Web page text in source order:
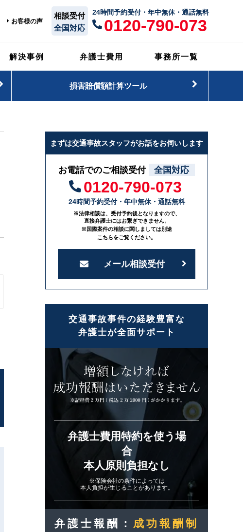
お客様の声
相談受付
全国対応
24時間予約受付・年中無休・通話無料
0120-790-073
解決事例 弁護士費用 事務所一覧
損害賠償額計算ツール
まずは交通事故スタッフがお話をお伺いします
お電話でのご相談受付 全国対応
0120-790-073
24時間予約受付・年中無休・通話無料
※法律相談は、受付予約後となりますので、
直接弁護士にはお繋ぎできません。
※国際案件の相談に関しましては別途
こちらをご覧ください。
メール相談受付
交通事故事件の経験豊富な
弁護士が全面サポート
弁護士費用特約を使う場
合
本人原則負担なし
※保険会社の条件によっては
本人負担が生じることがあります。
弁護士報酬： 成功報酬制